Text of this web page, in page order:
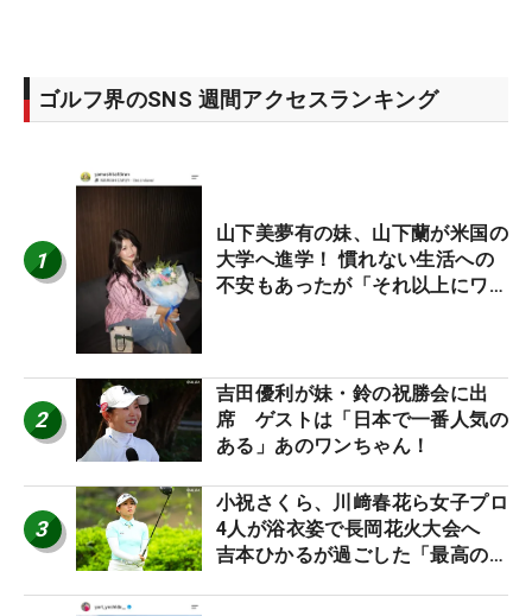
ゴルフ界のSNS 週間アクセスランキング
1
山下美夢有の妹、山下蘭が米国の
大学へ進学！ 慣れない生活への
不安もあったが「それ以上にワク
2
吉田優利が妹・鈴の祝勝会に出
席 ゲストは「日本で一番人気の
ある」あのワンちゃん！
3
小祝さくら、川﨑春花ら女子プロ
4人が浴衣姿で長岡花火大会へ
吉本ひかるが過ごした「最高の夏